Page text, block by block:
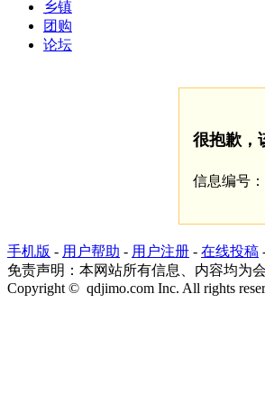
乡镇
团购
论坛
很抱歉，
信息编号
手机版 - 用户帮助 - 用户注册 - 在线投稿
免责声明：本网站所有信息、内容均为
Copyright © qdjimo.com Inc. All rights